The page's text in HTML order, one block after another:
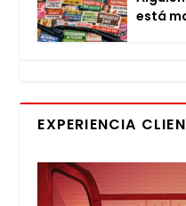
está
EXPERIENCIA